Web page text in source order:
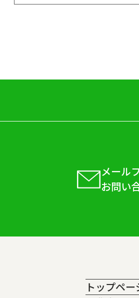
メール
お問い
トップペー